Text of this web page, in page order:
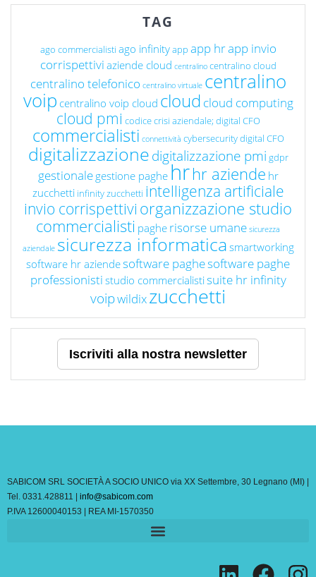
TAG
ago commercialisti ago infinityapp app hrapp invio
corrispettivi aziende cloud centralino centralino cloud
centralino telefonico centralino virtuale centralino
voip centralino voip cloud cloud cloud computing
cloud pmi codice crisi aziendale; digital CFO
commercialisti connettività cybersecuritydigital CFO
digitalizzazionedigitalizzazione pmi gdpr
gestionale gestione paghe hrhr aziende hr
zucchetti infinity zucchetti intelligenza artificiale
invio corrispettivi organizzazione studio
commercialisti paghe risorse umane sicurezza
aziendale sicurezza informatica smartworking
software hr aziendesoftware paghesoftware paghe
professionisti studio commercialisti suite hr infinity
voipwildixzucchetti
Iscriviti alla nostra newsletter
SABICOM SRL SOCIETÀ A SOCIO UNICO via XX Settembre, 30 Legnano (MI) |
Tel. 0331.428811 | info@sabicom.com
P.IVA 12600040153 | REA MI-1570350